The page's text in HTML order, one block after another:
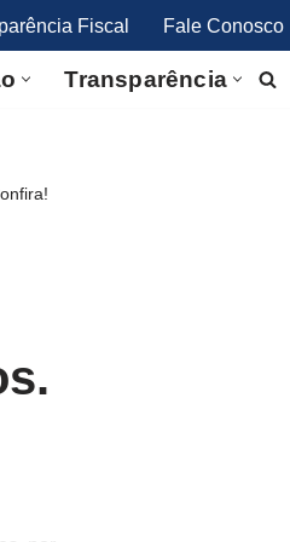
Fiscal Fale Conosco
Transparência